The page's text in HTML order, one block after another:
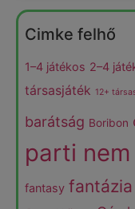
Cimke felhő
1–4 játékos 2–4
társasjáték 12+
barátság Boribon
parti
fantasy fantázia